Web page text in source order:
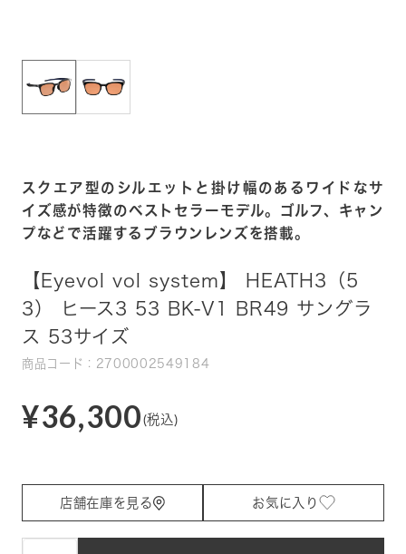
スクエア型のシルエットと掛け幅のあるワイドなサ
イズ感が特徴のベストセラーモデル。ゴルフ、キャン
プなどで活躍するブラウンレンズを搭載。
【Eyevol vol system】 HEATH3（5
3） ヒース3 53 BK-V1 BR49 サングラ
ス 53サイズ
商品コード：2700002549184
¥36,300 (税込)
店舗在庫を見る お気に入り